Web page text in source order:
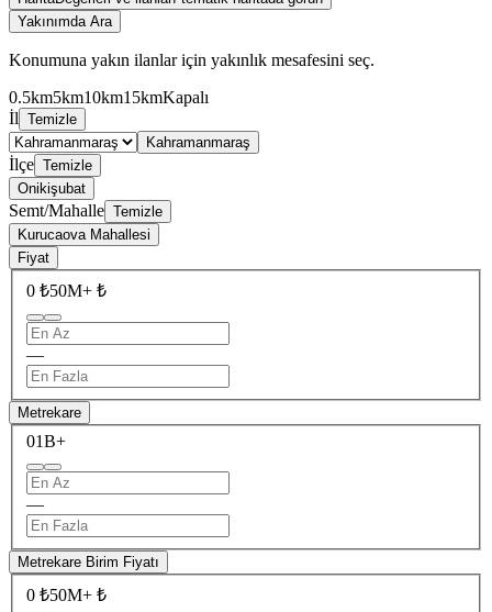
Yakınımda Ara
Konumuna yakın ilanlar için yakınlık mesafesini seç.
0.5km5km10km15kmKapalı
İl Temizle
Kahramanmaraş
İlçe Temizle
Onikişubat
Semt/Mahalle Temizle
Kurucaova Mahallesi
Fiyat
0 ₺50M+ ₺
—
Metrekare
01B+
—
Metrekare Birim Fiyatı
0 ₺50M+ ₺